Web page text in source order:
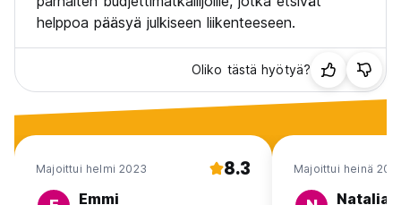
helppoa pääsyä julkiseen liikenteeseen.
Oliko tästä hyötyä?
Majoittui helmi 2023 8.3
Emmi
Majoittui heinä
Natalia